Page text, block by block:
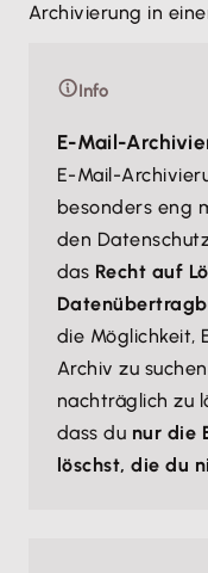
Archivierung in
Info
E-Mail-
E-Mail-
besonders eng
den
das Recht auf
die Möglichkeit,
Archiv zu
nachträglich zu
dass du nur die
löschst, die du